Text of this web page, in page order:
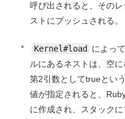
呼び出されると、その
ストにプッシュされる。
Kernel#load
によっ
ルにあるネストは、空
第2引数としてtrueとい
値が指定されると、
に作成され、スタックに